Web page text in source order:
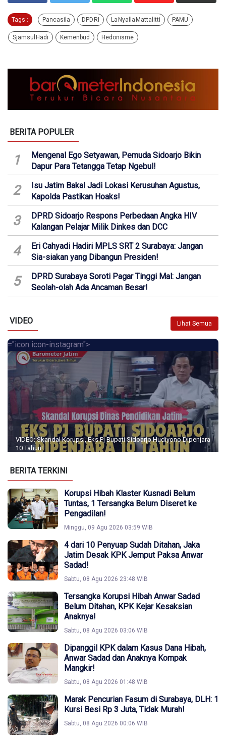
Tags : Pancasila DPD RI La Nyalla Mattalitti PAMU
Sjamsul Hadi Kemenbud Hedonisme
BERITA POPULER
1
Mengenal Ego Setyawan, Pemuda Sidoarjo Bikin
Dapur Para Tetangga Tetap Ngebul!
2
Isu Jatim Bakal Jadi Lokasi Kerusuhan Agustus,
Kapolda Pastikan Hoaks!
3
DPRD Sidoarjo Respons Perbedaan Angka HIV
Kalangan Pelajar Milik Dinkes dan DCC
4
Eri Cahyadi Hadiri MPLS SRT 2 Surabaya: Jangan
Sia-siakan yang Dibangun Presiden!
5
DPRD Surabaya Soroti Pagar Tinggi Mal: Jangan
Seolah-olah Ada Ancaman Besar!
VIDEO Lihat Semua
="icon icon-instagram">
VIDEO: Skandal Korupsi, Eks Pj Bupati Sidoarjo Hudiyono Dipenjara
10 Tahun!
BERITA TERKINI
Korupsi Hibah Klaster Kusnadi Belum
Tuntas, 1 Tersangka Belum Diseret ke
Pengadilan!
Minggu, 09 Agu 2026 03:59 WIB
4 dari 10 Penyuap Sudah Ditahan, Jaka
Jatim Desak KPK Jemput Paksa Anwar
Sadad!
Sabtu, 08 Agu 2026 23:48 WIB
Tersangka Korupsi Hibah Anwar Sadad
Belum Ditahan, KPK Kejar Kesaksian
Anaknya!
Sabtu, 08 Agu 2026 03:06 WIB
Dipanggil KPK dalam Kasus Dana Hibah,
Anwar Sadad dan Anaknya Kompak
Mangkir!
Sabtu, 08 Agu 2026 01:48 WIB
Marak Pencurian Fasum di Surabaya, DLH: 1
Kursi Besi Rp 3 Juta, Tidak Murah!
Sabtu, 08 Agu 2026 00:06 WIB